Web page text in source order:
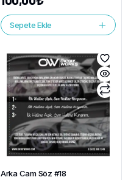
Sepete Ekle
Arka Cam Söz #18